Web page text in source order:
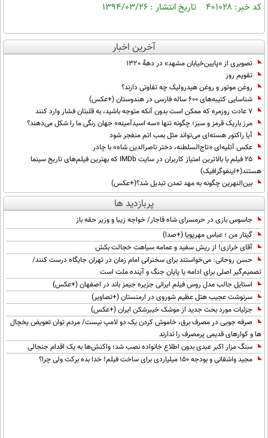
کد خبر: ۴۰۱۰۲۸ تاریخ انتشار : ۱۳۹۴/۰۳/۲۶
آخرین اخبار
تصویری از «پایین‌خیابان مشهد» در دهۀ 1320
تقویم روز
روغن موتور و روغن هیدرولیک چه تفاوتی دارند؟
شناسایی کتیبه‌های ۶۰۰ ساله فارسی در هندوستان (+عکس)
۷ عادت روزمره که ممکن است بدون آنکه متوجه باشید، به قلبتان فشار وارد کنند
مرز باریک قرمز و سبز؛ چگونه تنها «سه اسیدآمینه» جهان رنگی ما را شکل می‌دهند؟
آیا راکتور هسته‌ای می‌تواند مثل بمب اتم منفجر شود
عکس آتلیه‌ای «تاج‌السلطنه، دختر ناصرالدین شاه» با چادر
۲۵ فیلم با بالاترین امتیاز کاربران در سایت IMDb که بهترین فیلم‌های تاریخ سینما
هستند(+اینفوگرافیک)
بین‌النهرین چگونه به مهد تمدن تبدیل شد؟(+عکس)
پربازدید ها
جاسوس بازی در حرمسرای شاه قاجار/ خواجه زیبا و وزیر حقه باز
گیتار من ؛ عباس مهرپویا (+صدا)
آقای خرازی! از ریش سفید و عمامه سیاهت خجالت بکش
حسن روحانی: می‌خواستند برای سخنرانی امام زمان در تهران جایگاه درست کنند/
تصمیم‌گیر اصلی برای ادامه یا پایان جنگ و آینده ملت است
استایل جالب مدل روس فیلم ایرانی جزیره جیمز باند در اصفهان (+عکس)
سرنوشت عجیب هتل عظیم شوروی در ارمنستان (+تصاویر)
جزئیات مورد بحث جدید از موشک خیبرشکن ایران (+عکس)
صرفه جویی در مصرف برق، خاموش کردن یک دو لامپ نیست/ مردم توان تعویض یخچال
ها و کوارهای قدیمی پرمصرف را ندارند
سنگ مزار اکبر عبدی بدون اطلاع خانواده نصب شد؛ واکنش‌ها به یک اقدام جنجالی
مجید واشقانی و بودجه 150 میلیاردی برای ساخت فیلم! خدا بده برکت ولی چرا؟